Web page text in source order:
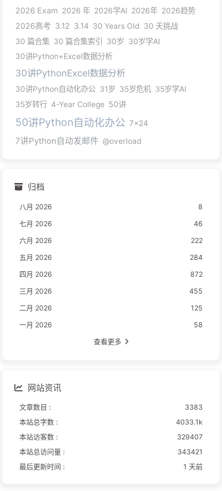
2026 Exam 2026 年 2026学AI 2026年 2026趋势
2026高考 3.12 3.14 30 Years Old 30 天挑战
30 篇合集 30 篇合集索引 30岁 30岁学AI
30讲Python+Excel数据分析
30讲PythonExcel数据分析
30讲Python自动化办公 31岁 35岁危机 35岁学AI
35岁转行 4-Year College 50讲
50讲Python自动化办公 7x24
7讲Python自动发邮件 @overload
归档
八月 2026
8
七月 2026
46
六月 2026
222
五月 2026
284
四月 2026
872
三月 2026
455
二月 2026
125
一月 2026
58
查看更多
网站资讯
文章数目 :
3383
本站总字数 :
4033.1k
本站访客数 :
329407
本站总访问量 :
343421
最后更新时间 :
1 天前